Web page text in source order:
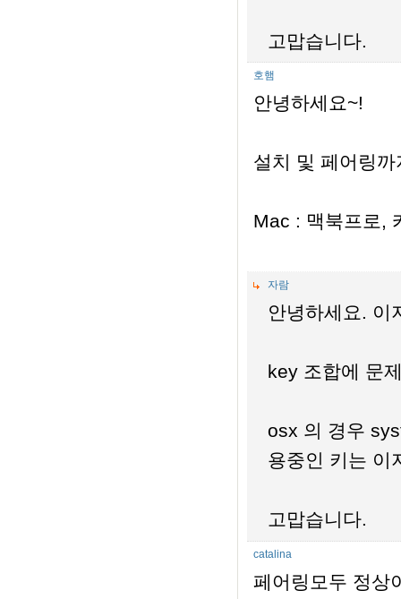
고맙습니다.
호햄
안녕하세요~!
설치 및 페어링
Mac : 맥북프로,
자람
안녕하세요. 이
key 조합에 문
osx 의 경우
용중인 키는 이
고맙습니다.
catalina
페어링모두 정상